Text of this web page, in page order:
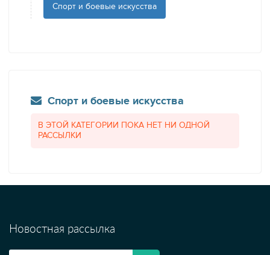
Спорт и боевые искусства
Спорт и боевые искусства
В ЭТОЙ КАТЕГОРИИ ПОКА НЕТ НИ ОДНОЙ
РАССЫЛКИ
Новостная рассылка